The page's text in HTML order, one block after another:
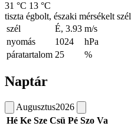
31 °C 13 °C
tiszta égbolt, északi mérsékelt szél
szél
É, 3.93 m/s
nyomás
1024
hPa
páratartalom 25 %
Naptár
Augusztus2026
Hé Ke Sze Csü Pé Szo Va